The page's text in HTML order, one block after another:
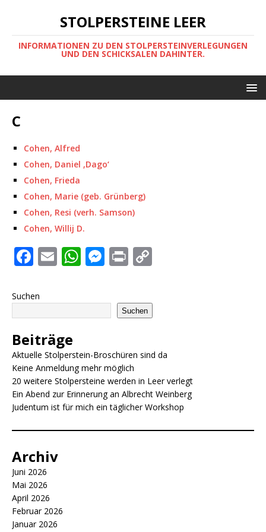
STOLPERSTEINE LEER
INFORMATIONEN ZU DEN STOLPERSTEINVERLEGUNGEN
UND DEN SCHICKSALEN DAHINTER.
C
Cohen, Alfred
Cohen, Daniel ‚Dago‘
Cohen, Frieda
Cohen, Marie (geb. Grünberg)
Cohen, Resi (verh. Samson)
Cohen, Willij D.
F
c
e
b
o
o
k
E
l
W
s
p
p
M
e
g
e
r
P
t y
n
Suchen
Suchen
Beiträge
Aktuelle Stolperstein-Broschüren sind da
Keine Anmeldung mehr möglich
20 weitere Stolpersteine werden in Leer verlegt
Ein Abend zur Erinnerung an Albrecht Weinberg
Judentum ist für mich ein täglicher Workshop
Archiv
Juni 2026
Mai 2026
April 2026
Februar 2026
Januar 2026